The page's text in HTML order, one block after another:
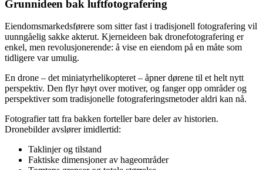
Grunnideen bak luftfotografering
Eiendomsmarkedsførere som sitter fast i tradisjonell fotografering vil
uunngåelig sakke akterut. Kjerneideen bak dronefotografering er
enkel, men revolusjonerende: å vise en eiendom på en måte som
tidligere var umulig.
En drone – det miniatyrhelikopteret – åpner dørene til et helt nytt
perspektiv. Den flyr høyt over motiver, og fanger opp områder og
perspektiver som tradisjonelle fotograferingsmetoder aldri kan nå.
Fotografier tatt fra bakken forteller bare deler av historien.
Dronebilder avslører imidlertid:
Taklinjer og tilstand
Faktiske dimensjoner av hageområder